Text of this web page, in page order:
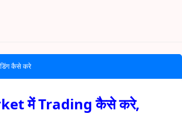
कैसे करे
में Trading कैसे करे,